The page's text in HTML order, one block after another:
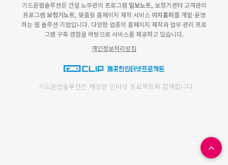
기드온웹솔루션은 건설 노무관리 프로그램 일보노트, 보청기센터 고객관리
프로그램 보청기노트, 맞춤형 홈페이지 제작 서비스 이지홈피를 개발·운영
하는 웹 솔루션 기업입니다. 다양한 업종의 홈페이지 제작과 업무 관리 프로
그램 구축 경험을 바탕으로 서비스를 제공하고 있습니다.
개인정보처리방침
기드온웹솔루션은 깨끗한 인터넷 프로젝트와 함께합니다.